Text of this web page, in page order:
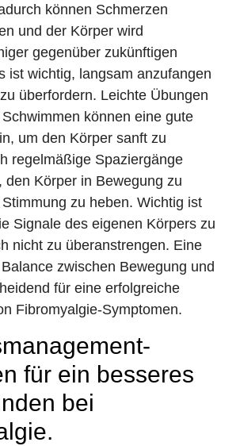
können Schmerzen
und der Körper wird
gegenüber zukünftigen
ist wichtig, langsam anzufangen
überfordern. Leichte Übungen
können eine gute
um den Körper sanft zu
regelmäßige Spaziergänge
den Körper in Bewegung zu
zu heben. Wichtig ist
Signale des eigenen Körpers zu
nicht zu überanstrengen. Eine
zwischen Bewegung und
für eine erfolgreiche
Fibromyalgie-Symptomen.
für ein besseres
bei